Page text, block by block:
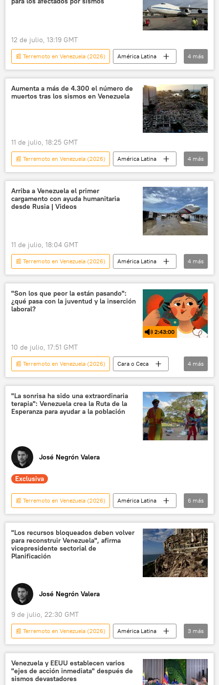
12 de julio, 13:19 GMT
📰 Terremoto en Venezuela (2026)
América Latina
Venezuela
Rusia
ayuda humanitaria
terremoto
4 más
Aumenta a más de 4.300 el número de
muertos tras los sismos en Venezuela
11 de julio, 18:25 GMT
📰 Terremoto en Venezuela (2026)
América Latina
seguridad
Venezuela
Jorge Rodríguez
🌎 América
4 más
Arriba a Venezuela el primer
cargamento con ayuda humanitaria
desde Rusia | Videos
11 de julio, 18:04 GMT
📰 Terremoto en Venezuela (2026)
América Latina
seguridad
Venezuela
Rusia
ayuda humanitaria
4 más
"Son los que peor la están pasando":
¿qué pasa con la juventud y la inserción
laboral?
2:43:00
10 de julio, 17:51 GMT
📰 Terremoto en Venezuela (2026)
Cara o Ceca
Argentina
Venezuela
sociedad
mercado laboral
4 más
"La sonrisa ha sido una extraordinaria
terapia": Venezuela crea la Ruta de la
Esperanza para ayudar a la población
José Negrón Valera
Exclusiva
📰 Terremoto en Venezuela (2026)
América Latina
Venezuela
sociedad
💬 Opinión y Análisis
Caracas
Delcy Rodríguez
🎭 Arte y cultura
6 más
"Los recursos bloqueados deben volver
para reconstruir Venezuela", afirma
vicepresidente sectorial de
Planificación
José Negrón Valera
9 de julio, 22:30 GMT
📰 Terremoto en Venezuela (2026)
América Latina
Venezuela
Caracas sismo
3 más
Venezuela y EEUU establecen varios
"ejes de acción inmediata" después de
sismos devastadores